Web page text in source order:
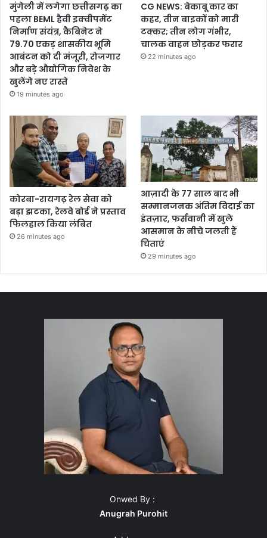
मुंगेली में लगेगा छत्तीसगढ़ का
पहला BEML हैवी इक्वीपमेंट
निर्माण संयंत्र, कैबिनेट ने
79.70 एकड़ शासकीय भूमि
आबंटन को दी मंजूरी, रोजगार
और बड़े औद्योगिक निवेश के
खुलेंगे नए रास्ते
19 minutes ago
CG NEWS: बेकाबू कार का
कहर, तीन बाइकों को मारी
टक्कर; तीन लोग गंभीर,
चालक वाहन छोड़कर फरार
22 minutes ago
कोरबा-रायगढ़ रेल सेवा को
बड़ा झटका, रेलवे बोर्ड ने प्रस्ताव
फिलहाल किया लंबित
26 minutes ago
आज़ादी के 77 साल बाद भी
सम्मानजनक अंतिम विदाई का
इंतज़ार, फर्सवानी में खुले
आसमान के नीचे जलती हैं
चिताएं
29 minutes ago
Onwed By :
Anugrah Purohit